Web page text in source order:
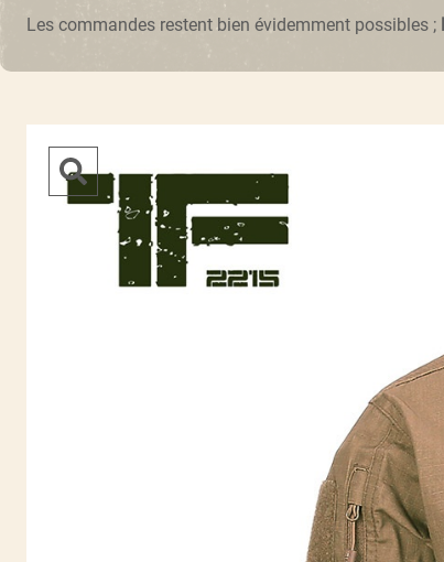
Les commandes restent bien évidemment possibles ;